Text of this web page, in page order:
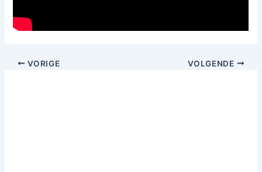
VORIGE VOLGENDE